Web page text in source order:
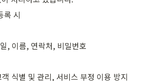
시
, 이름, 연락처, 비밀번호
객 식별 및 관리, 서비스 부정 이용 방지